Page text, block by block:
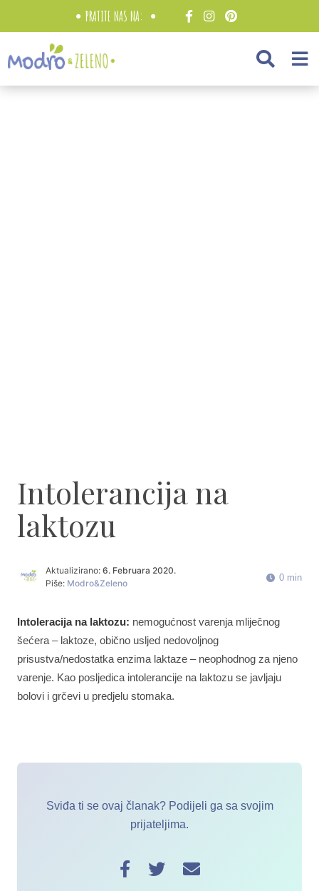
PRATITE NAS NA:
Intolerancija na
laktozu
Aktualizirano: 6. Februara 2020.
Piše: Modro&Zeleno
0 min
Intoleracija na laktozu: nemogućnost varenja mliječnog
šećera – laktoze, obično usljed nedovoljnog
prisustva/nedostatka enzima laktaze – neophodnog za njeno
varenje. Kao posljedica intolerancije na laktozu se javljaju
bolovi i grčevi u predjelu stomaka.
Sviđa ti se ovaj članak? Podijeli ga sa svojim
prijateljima.